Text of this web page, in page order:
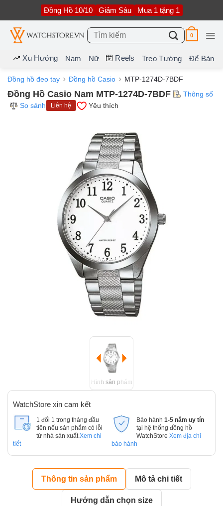
nội
dung
Đồng Hồ 10/10 Giảm Sâu Mua 1 tặng 1
Tìm
kiếm:
0
Xu Hướng Nam Nữ Reels Treo Tường Để Bàn
Đồng hồ đeo tay Đồng hồ Casio MTP-1274D-7BDF
Đồng Hồ Casio Nam MTP-1274D-7BDF
Thông số
So sánh
Liên hệ Yêu thích
Hình sản phẩm
WatchStore xin cam kết
1 đổi 1 trong tháng đầu
tiên nếu sản phẩm có lỗi
từ nhà sản xuất. Xem chi
tiết
Bảo hành 1-5 năm uy tín
tại hệ thống đồng hồ
WatchStore Xem địa chỉ
bảo hành
Thông tin sản phẩm Mô tả chi tiết
Hướng dẫn chọn size